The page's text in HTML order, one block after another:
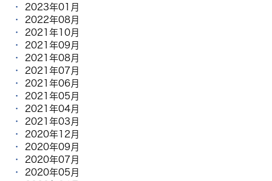
2023年01月
2022年08月
2021年10月
2021年09月
2021年08月
2021年07月
2021年06月
2021年05月
2021年04月
2021年03月
2020年12月
2020年09月
2020年07月
2020年05月